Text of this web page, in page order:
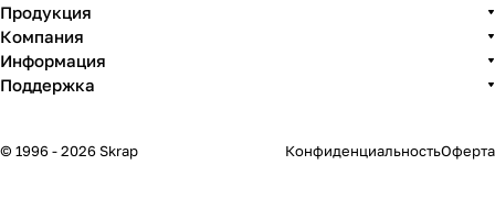
Продукция
Компания
Информация
Поддержка
© 1996 - 2026 Skrap КонфиденциальностьОферта